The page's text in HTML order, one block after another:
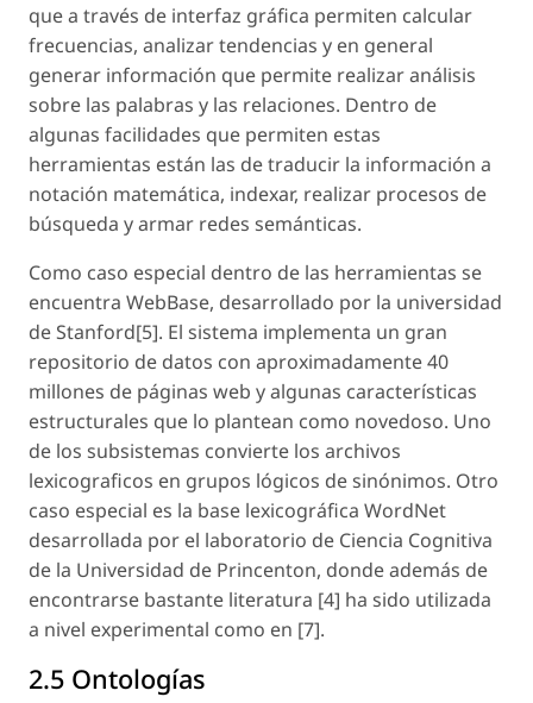
que a través de interfaz gráfica permiten calcular
frecuencias, analizar tendencias y en general
generar información que permite realizar análisis
sobre las palabras y las relaciones. Dentro de
algunas facilidades que permiten estas
herramientas están las de traducir la información a
notación matemática, indexar, realizar procesos de
búsqueda y armar redes semánticas.
Como caso especial dentro de las herramientas se
encuentra WebBase, desarrollado por la universidad
de Stanford[5]. El sistema implementa un gran
repositorio de datos con aproximadamente 40
millones de páginas web y algunas características
estructurales que lo plantean como novedoso. Uno
de los subsistemas convierte los archivos
lexicograficos en grupos lógicos de sinónimos. Otro
caso especial es la base lexicográfica WordNet
desarrollada por el laboratorio de Ciencia Cognitiva
de la Universidad de Princenton, donde además de
encontrarse bastante literatura [4] ha sido utilizada
a nivel experimental como en [7].
2.5 Ontologías